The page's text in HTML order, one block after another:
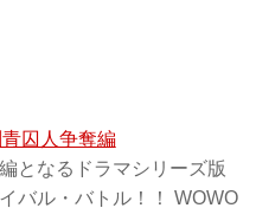
囚人争奪編
となるドラマシリーズ版
バル・バトル！！ WOWO